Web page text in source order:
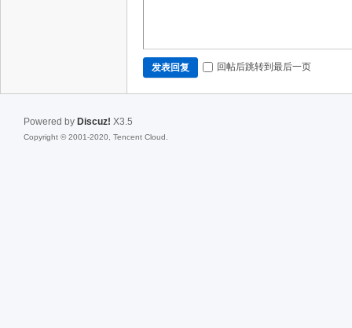
发表回复 回帖后跳转到最后一页
Powered by Discuz! X3.5
Copyright © 2001-2020, Tencent Cloud.